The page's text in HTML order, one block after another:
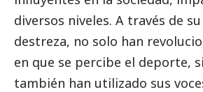
diversos niveles. A través de
destreza, no solo han
en que se percibe el deporte,
también han utilizado sus